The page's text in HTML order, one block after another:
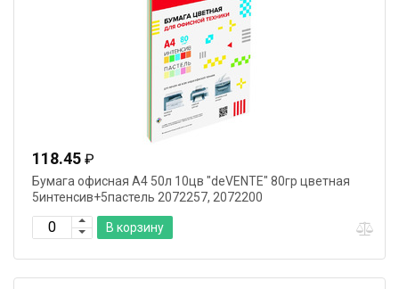
118.45 ₽
Бумага офисная А4 50л 10цв "deVENTE" 80гр цветная
5интенсив+5пастель 2072257, 2072200
В корзину